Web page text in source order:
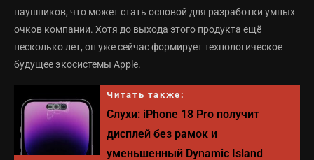
наушников, что может стать основой для разработки умных
очков компании. Хотя до выхода этого продукта ещё
несколько лет, он уже сейчас формирует технологическое
будущее экосистемы Apple.
Читать также:
Слухи: iPhone 18 Pro получит
дисплей без рамок и
уменьшенный Dynamic Island